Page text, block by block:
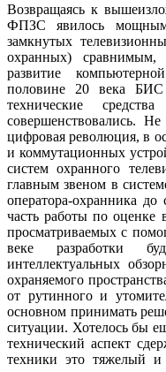
Возвращаясь к
ФПЗС явилось мощным
замкнутых
охранных)
развитие
половине 20 века БИС
технические
совершенствовались.
цифровая революция, в
и коммутационных
систем охранного
главным звеном в
оператора-охранника до
часть работы по оценке
просматриваемых с
веке разработки
интеллектуальных
охраняемого
от рутинного и
основном принимать
ситуации. Хотелось бы
технический аспект
техники это тяжелый